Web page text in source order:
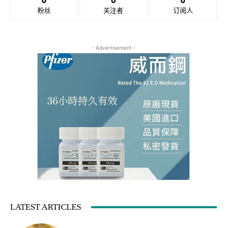
粉丝 关注者 订阅人
- Advertisement -
LATEST ARTICLES